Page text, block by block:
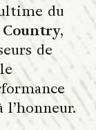
du
,
de